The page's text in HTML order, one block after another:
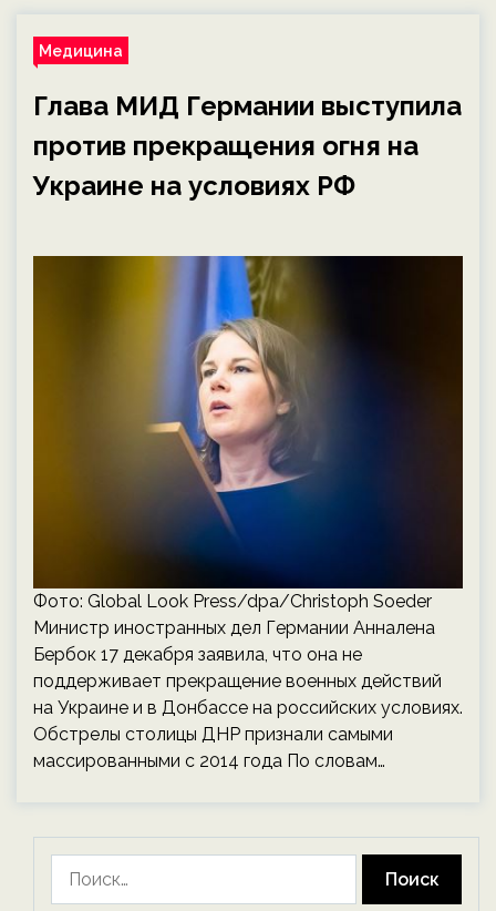
Медицина
Глава МИД Германии выступила
против прекращения огня на
Украине на условиях РФ
Фото: Global Look Press/dpa/Christoph Soeder
Министр иностранных дел Германии Анналена
Бербок 17 декабря заявила, что она не
поддерживает прекращение военных действий
на Украине и в Донбассе на российских условиях.
Обстрелы столицы ДНР признали самыми
массированными с 2014 года По словам…